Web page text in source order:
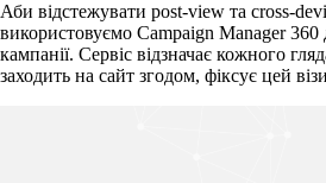
Аби відстежувати post-view та cross-
використовуємо Campaign Manager 360
кампанії. Сервіс відзначає кожного
заходить на сайт згодом, фіксує цей